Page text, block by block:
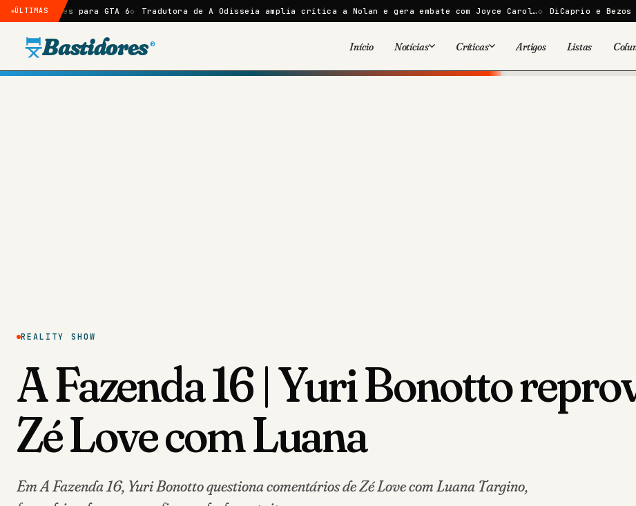
ÚLTIMAS
para GTA 6 Tradutora de A Odisseia amplia crítica a Nolan e gera embate com Joyce Carol… DiCaprio e Bezos lançam
Bastidores ® Início Notícias
Viral
Críticas
Cinema
Artigos Listas
REALITY SHOW
A Fazenda 16 | Yuri Bonotto
Zé Love com Luana
Em A Fazenda 16, Yuri Bonotto questiona comentários de Zé Love com Luana Targino,